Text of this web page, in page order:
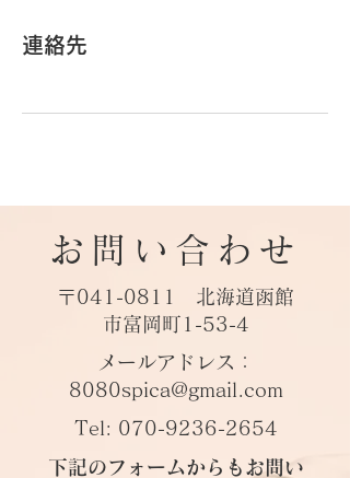
連絡先
お問い合わせ
〒041-0811 北海道函館
市富岡町1-53-4
メールアドレス：
8080spica@gmail.com
Tel: 070-9236-2654
​下記のフォームからもお問い